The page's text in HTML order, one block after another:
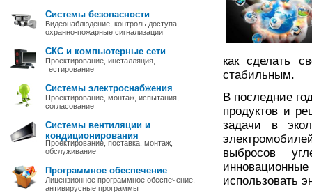
Системы безопасности
Видеонаблюдение, контроль доступа,
охранно-пожарные сигнализации
СКС и компьютерные сети
Проектирование, инсталляция,
тестирование
Системы электроснабжения
Проектирование, монтаж, испытания,
согласование
Системы вентиляции и
кондиционирования
Проектирование, поставка, монтаж,
обслуживание
Программное обеспечение
Лицензионное программное обеспечение,
антивирусные программы
как сделать
стабильным.
В последние
продуктов и
задачи в
выбросов
использовать